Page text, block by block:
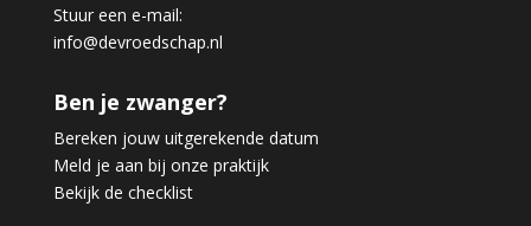
Stuur een e-mail:
info@devroedschap.nl
Ben je zwanger?
Bereken jouw uitgerekende datum
Meld je aan bij onze praktijk
Bekijk de checklist